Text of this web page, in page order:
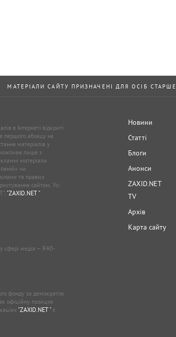
МАТЕРІАЛИ САЙТУ ПРИЗНАЧЕНІ ДЛЯ ОСІБ
в Інтернеті відкриті
першого абзацу на
матеріалів у
лише з
матеріали
чи
та правил
сайтом. Усі
"ZAXID.NET ".
у сфері медіа — R40-
фонду за демократію
офіційну позицію
"ZAXID.NET "є
Новини
Статті
Блоги
Анонси
ZAXID.NET
TV
Архів
Карта сайту